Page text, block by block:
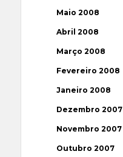
Maio 2008
Abril 2008
Março 2008
Fevereiro 2008
Janeiro 2008
Dezembro 2007
Novembro 2007
Outubro 2007